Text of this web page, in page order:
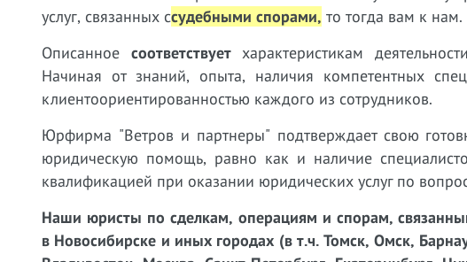
услуг, связанных ссудебными спорами, то тогда вам к нам.
Описанное соответствуетхарактеристикам
Начиная от знаний, опыта, наличия компетентных
клиентоориентированностью каждого из сотрудников.
Юрфирма "Ветров и партнеры" подтверждает свою
юридическую помощь, равно как и наличие
квалификацией при оказании юридических услуг по
Наши юристы по сделкам, операциям и спорам,
в Новосибирске и иных городах (в т.ч. Томск, Омск,